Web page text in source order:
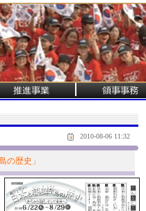
2010-08-06 11:32
の歴史」